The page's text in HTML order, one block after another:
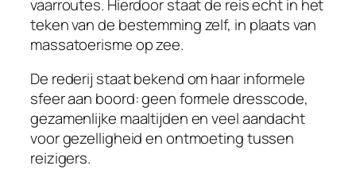
vaarroutes. Hierdoor staat de reis echt in het
teken van de bestemming zelf, in plaats van
massatoerisme op zee.
De rederij staat bekend om haar informele
sfeer aan boord: geen formele dresscode,
gezamenlijke maaltijden en veel aandacht
voor gezelligheid en ontmoeting tussen
reizigers.